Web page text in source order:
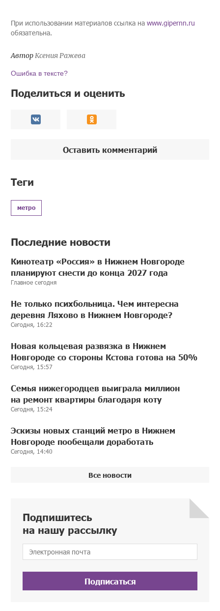
При использовании материалов ссылка наwww.gipernn.ru
обязательна.
АвторКсения Ражева
Ошибка в тексте?
Поделиться и оценить
Оставить комментарий
Теги
метро
Последние новости
Кинотеатр «Россия» в Нижнем Новгороде
планируют снести до конца 2027 года
Главное сегодня
Не только психбольница. Чем интересна
деревня Ляхово в Нижнем Новгороде?
Сегодня, 16:22
Новая кольцевая развязка в Нижнем
Новгороде со стороны Кстова готова на 50%
Сегодня, 15:57
Семья нижегородцев выиграла миллион
на ремонт квартиры благодаря коту
Сегодня, 15:24
Эскизы новых станций метро в Нижнем
Новгороде пообещали доработать
Сегодня, 14:40
Все новости
Подпишитесь
на нашу рассылку
Подписаться